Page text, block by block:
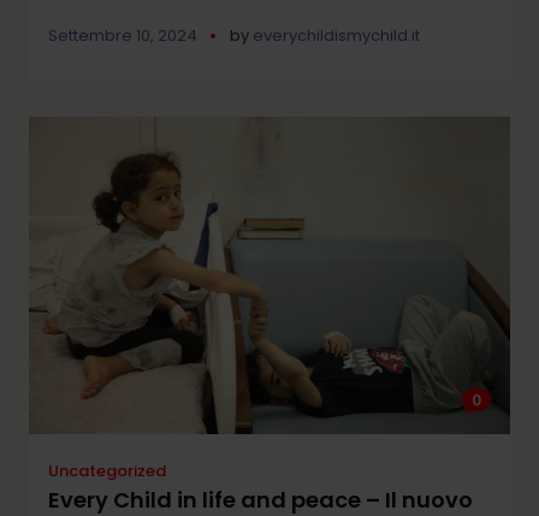
Settembre 10, 2024 by everychildismychild.it
0
Uncategorized
Every Child in life and peace – Il nuovo